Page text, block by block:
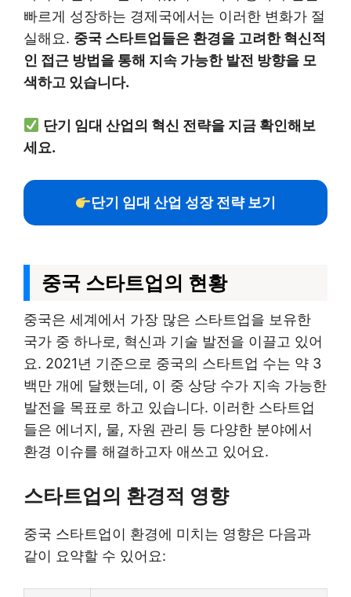
빠르게 성장하는 경제국에서는 이러한 변화가 절
실해요. 중국 스타트업들은 환경을 고려한 혁신적
인 접근 방법을 통해 지속 가능한 발전 방향을 모
색하고 있습니다.
단기 임대 산업의 혁신 전략을 지금 확인해보
세요.
단기 임대 산업 성장 전략 보기
중국 스타트업의 현황
중국은 세계에서 가장 많은 스타트업을 보유한
국가 중 하나로, 혁신과 기술 발전을 이끌고 있어
요. 2021년 기준으로 중국의 스타트업 수는 약 3
백만 개에 달했는데, 이 중 상당 수가 지속 가능한
발전을 목표로 하고 있습니다. 이러한 스타트업
들은 에너지, 물, 자원 관리 등 다양한 분야에서
환경 이슈를 해결하고자 애쓰고 있어요.
스타트업의 환경적 영향
중국 스타트업이 환경에 미치는 영향은 다음과
같이 요약할 수 있어요: